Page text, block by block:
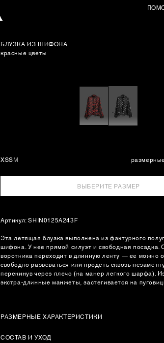
БЛУЗКА ИЗ ШИФОНА
красные цветы
XSSM
ВЫБЕРИТЕ РАЗМЕР
Артикул: SHIN0125A243F
Эта летящая блузка выполнена из фактурного
шифона. У нее прямой силуэт и свободная посадка.
воротника переходит в длинную ленту — ее можно
свободно развеваться или продеть сквозь
перекинув через плечо (на манер легкого шарфа).
экстра-длинные манжеты, застегивается на
РАЗМЕРНЫЕ ХАРАКТЕРИСТИКИ
СОСТАВ И УХОД